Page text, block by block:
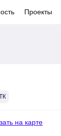
Проекты
на карте